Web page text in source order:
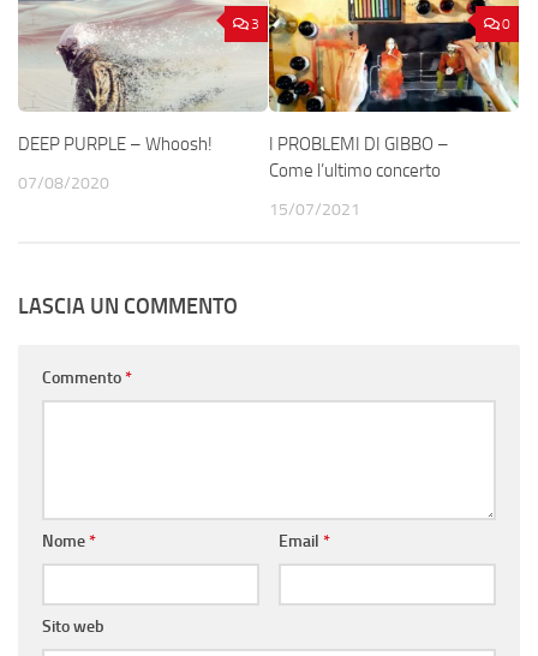
3
DEEP PURPLE – Whoosh!
07/08/2020
0
I PROBLEMI DI GIBBO –
Come l’ultimo concerto
15/07/2021
LASCIA UN COMMENTO
Commento*
Nome* Email *
Sito web